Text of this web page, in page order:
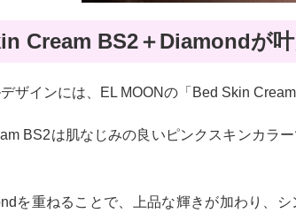
Cream BS2＋Diamondが
ザインには、EL MOONの「Bed Skin
BS2は肌なじみの良いピンクスキンカラ
を重ねることで、上品な輝きが加わり、